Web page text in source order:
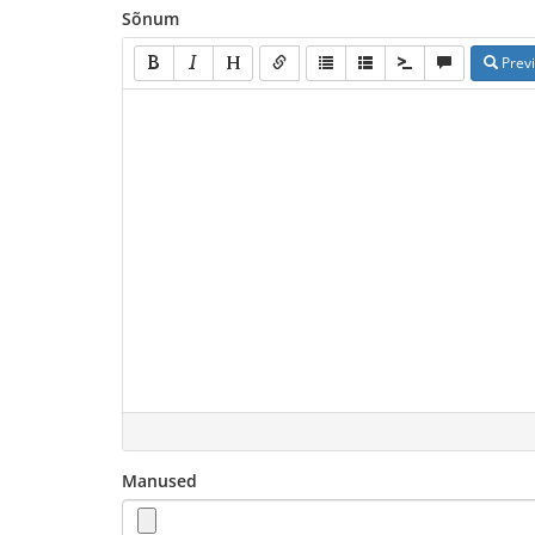
Sõnum
Manused